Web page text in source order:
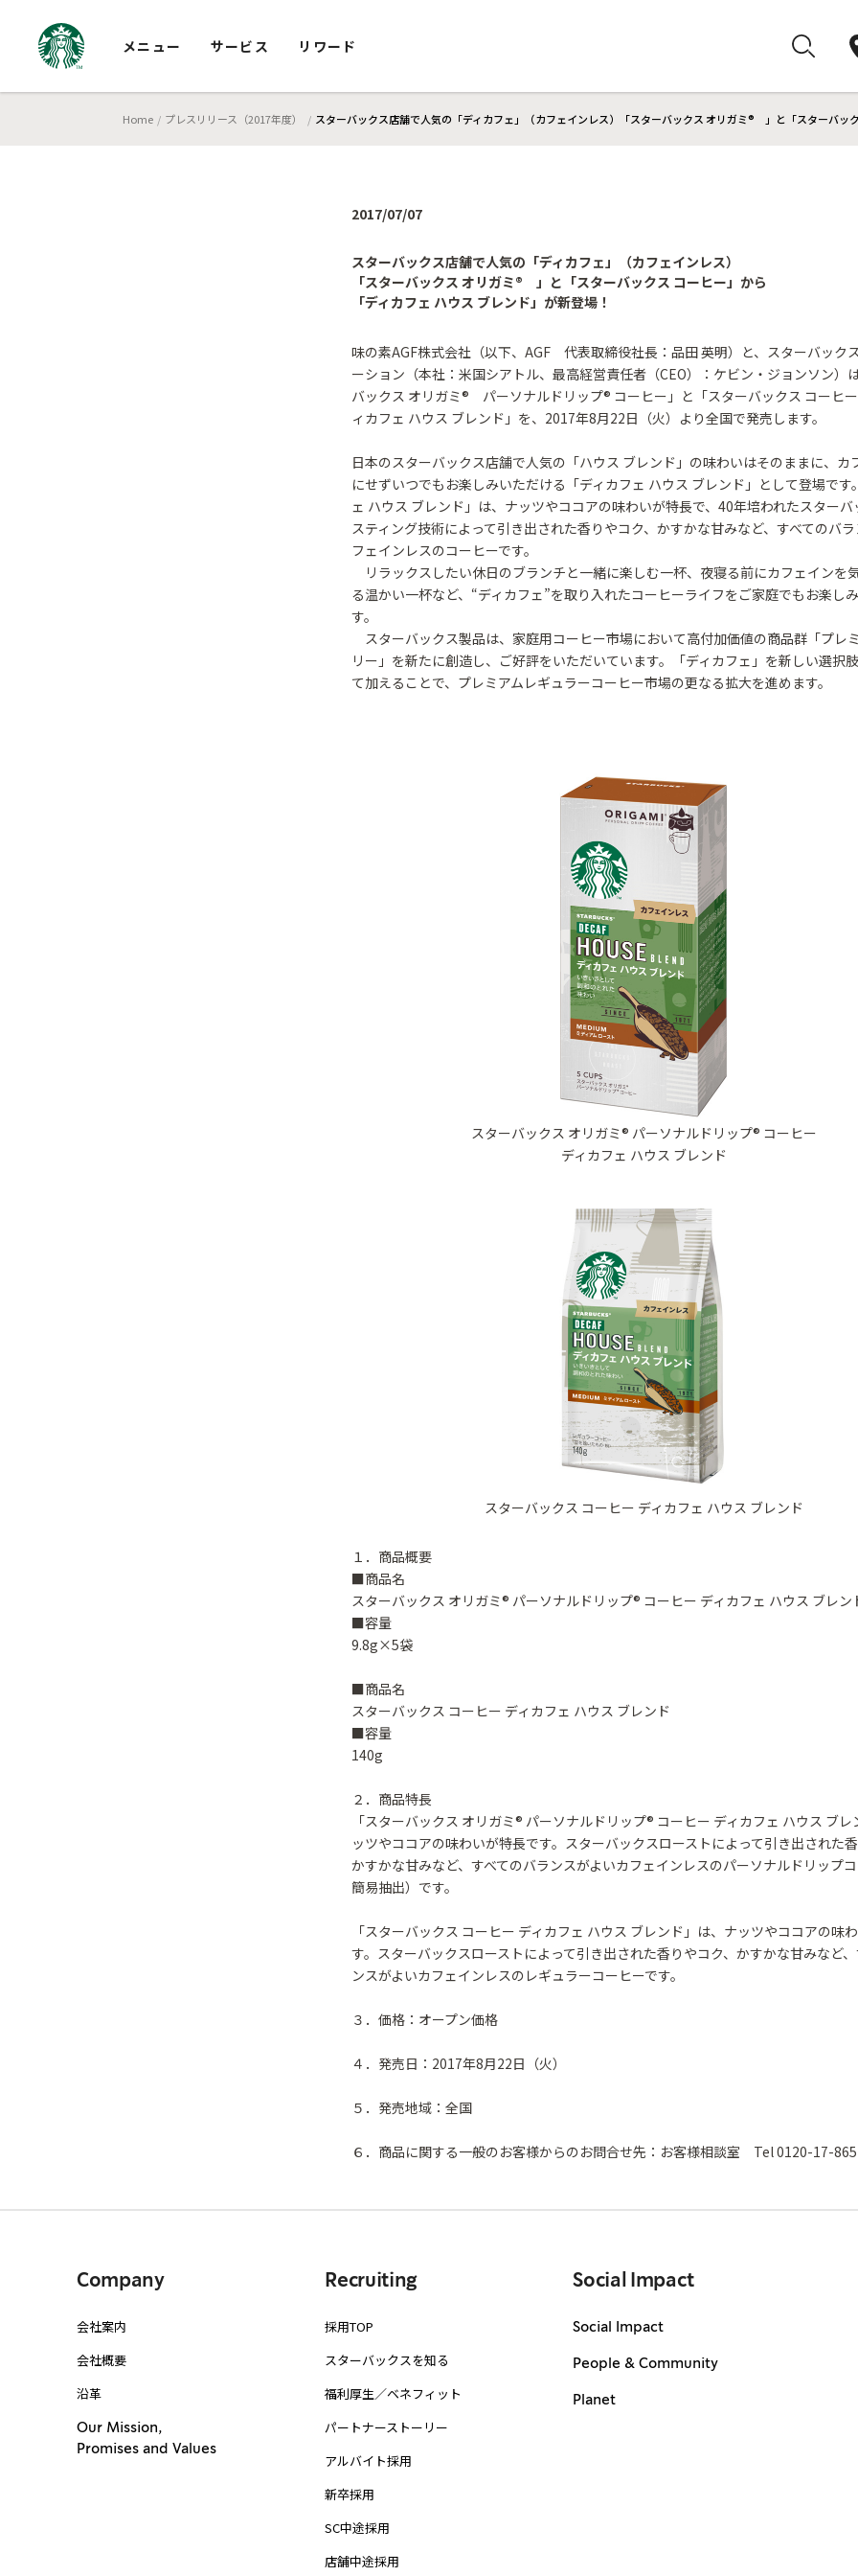
メニュー サービス リワード
Home プレスリリース（2017年度） スターバックス店舗で人気の「ディカフェ」（カフェインレス）「スターバックス オリガミ® 」と「スターバッ
2017/07/07
スターバックス店舗で人気の「ディカフェ」（カフェインレス）
「スターバックス オリガミ® 」と「スターバックス コーヒー」から
「ディカフェ ハウス ブレンド」が新登場！
味の素AGF株式会社（以下、AGF 代表取締役社長：品田 英明）と、スターバック
ーション（本社：米国シアトル、最高経営責任者（CEO）：ケビン・ジョンソン）
バックス オリガミ® パーソナルドリップ® コーヒー」と「スターバックス コーヒ
ィカフェ ハウス ブレンド」を、2017年8月22日（火）より全国で発売します。
日本のスターバックス店舗で人気の「ハウス ブレンド」の味わいはそのままに、カ
にせずいつでもお楽しみいただける「ディカフェ ハウス ブレンド」として登場です
ェ ハウス ブレンド」は、ナッツやココアの味わいが特長で、40年培われたスター
スティング技術によって引き出された香りやコク、かすかな甘みなど、すべてのバ
フェインレスのコーヒーです。
リラックスしたい休日のブランチと一緒に楽しむ一杯、夜寝る前にカフェインを
る温かい一杯など、“ディカフェ”を取り入れたコーヒーライフをご家庭でもお楽し
す。
スターバックス製品は、家庭用コーヒー市場において高付加価値の商品群「プレ
リー」を新たに創造し、ご好評をいただいています。「ディカフェ」を新しい選択
て加えることで、プレミアムレギュラーコーヒー市場の更なる拡大を進めます。
スターバックス オリガミ® パーソナルドリップ® コーヒー
ディカフェ ハウス ブレンド
スターバックス コーヒー ディカフェ ハウス ブレンド
１．商品概要
■商品名
スターバックス オリガミ® パーソナルドリップ® コーヒー ディカフェ ハウス ブレン
■容量
9.8g×5袋
■商品名
スターバックス コーヒー ディカフェ ハウス ブレンド
■容量
140g
２．商品特長
「スターバックス オリガミ® パーソナルドリップ® コーヒー ディカフェ ハウス ブ
ッツやココアの味わいが特長です。スターバックスローストによって引き出された
かすかな甘みなど、すべてのバランスがよいカフェインレスのパーソナルドリップ
簡易抽出）です。
「スターバックス コーヒー ディカフェ ハウス ブレンド」は、ナッツやココアの味
す。スターバックスローストによって引き出された香りやコク、かすかな甘みなど
ンスがよいカフェインレスのレギュラーコーヒーです。
３．価格：オープン価格
４．発売日：2017年8月22日（火）
５．発売地域：全国
６．商品に関する一般のお客様からのお問合せ先：お客様相談室 Tel 0120-17-
Company
会社案内
会社概要
沿革
Our Mission,
Promises and Values
Recruiting
採用TOP
スターバックスを知る
福利厚生／ベネフィット
パートナーストーリー
アルバイト採用
新卒採用
SC中途採用
店舗中途採用
Social Impact
Social Impact
People & Community
Planet